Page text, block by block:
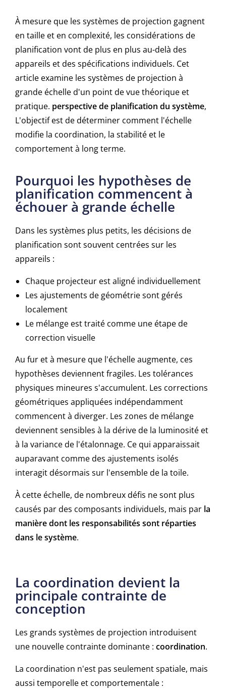
À mesure que les systèmes de projection gagnent
en taille et en complexité, les considérations de
planification vont de plus en plus au-delà des
appareils et des spécifications individuels. Cet
article examine les systèmes de projection à
grande échelle d'un point de vue théorique et
pratique. perspective de planification du système,
L'objectif est de déterminer comment l'échelle
modifie la coordination, la stabilité et le
comportement à long terme.
Pourquoi les hypothèses de
planification commencent à
échouer à grande échelle
Dans les systèmes plus petits, les décisions de
planification sont souvent centrées sur les
appareils :
Chaque projecteur est aligné individuellement
Les ajustements de géométrie sont gérés
localement
Le mélange est traité comme une étape de
correction visuelle
Au fur et à mesure que l'échelle augmente, ces
hypothèses deviennent fragiles. Les tolérances
physiques mineures s'accumulent. Les corrections
géométriques appliquées indépendamment
commencent à diverger. Les zones de mélange
deviennent sensibles à la dérive de la luminosité et
à la variance de l'étalonnage. Ce qui apparaissait
auparavant comme des ajustements isolés
interagit désormais sur l'ensemble de la toile.
À cette échelle, de nombreux défis ne sont plus
causés par des composants individuels, mais par la
manière dont les responsabilités sont réparties
dans le système.
La coordination devient la
principale contrainte de
conception
Les grands systèmes de projection introduisent
une nouvelle contrainte dominante : coordination.
La coordination n'est pas seulement spatiale, mais
aussi temporelle et comportementale :